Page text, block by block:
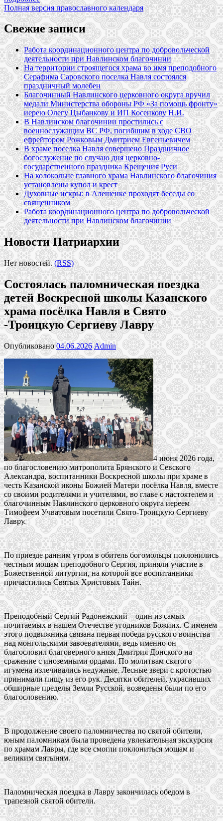
Полная версия православного календаря
Свежие записи
Работа координационного центра по добровольческой
деятельности при Навлинском благочинии
На территории строящегося храма во имя преподобного
Серафима Саровского поселка Навля состоялся
праздничный молебен
Благочинный Навлинского церковного округа вручил
медали Министерства обороны РФ «За помощь фронту»
иерею Олегу Цыбанкову и ИП Косенкову Н.И.
В Навлинском благочинии простились с
военнослужащим ВС РФ, погибшим в ходе СВО
ефрейтором Рожковым Дмитрием Евгеньевичем
В храме поселка Навля совершено Праздничное
богослужение по случаю дня церковно-
государственного праздника Крещения Руси
На колокольне главного храма Навлинского благочиния
установлены купол и крест
Духовные искры: в Алешенке проходят беседы со
священником
Работа координационного центра по добровольческой
деятельности при Навлинском благочинии
Новости Патриархии
Нет новостей.(RSS)
Состоялась паломническая поездка
детей Воскресной школы Казанского
храма посёлка Навля в Свято
-Троицкую Сергиеву Лавру
Опубликовано04.06.2026 Admin
4 июня 2026 года,
по благословению митрополита Брянского и Севского
Александра, воспитанники Воскресной школы при храме в
честь Казанской иконы Божией Матери посёлка Навля, вместе
со своими родителями и учителями, во главе с настоятелем и
благочинным Навлинского церковного округа иереем
Тимофеем Учватовым посетили Свято-Троицкую Сергиеву
Лавру.
По приезде ранним утром в обитель богомольцы поклонились
честным мощам преподобного Сергия, приняли участие в
Божественной литургии, на которой все воспитанники
причастились Святых Христовых Тайн.
Преподобный Сергий Радонежский – один из самых
почитаемых в нашем Отечестве угодников Божиих. С именем
этого подвижника связана первая победа русского воинства
над монгольскими завоевателями, ведь именно он
благословил благоверного князя Дмитрия Донского на
сражение с иноземными ордами. По молитвам святого
игумена излечивались недужные. Лесные звери с кротостью
принимали пищу из его рук. Десятки обителей, украсивших
обширные пределы Земли Русской, возведены были по его
благословению.
В продолжение своего паломничества по святой обители,
юным паломникам была проведена увлекательная экскурсия
по храмам Лавры, где все смогли поклониться мощам и
великим святыням.
Паломническая поездка в Лавру закончилась обедом в
трапезной святой обители.